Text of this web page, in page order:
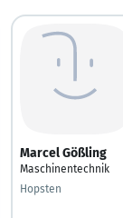
Marcel Gößling
Maschinentechnik
Hopsten